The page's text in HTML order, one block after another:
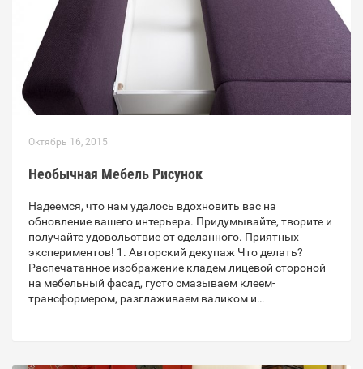
Октябрь 16, 2015
Необычная Мебель Рисунок
Надеемся, что нам удалось вдохновить вас на
обновление вашего интерьера. Придумывайте, творите и
получайте удовольствие от сделанного. Приятных
экспериментов! 1. Авторский декупаж Что делать?
Распечатанное изображение кладем лицевой стороной
на мебельный фасад, густо смазываем клеем-
трансформером, разглаживаем валиком и…